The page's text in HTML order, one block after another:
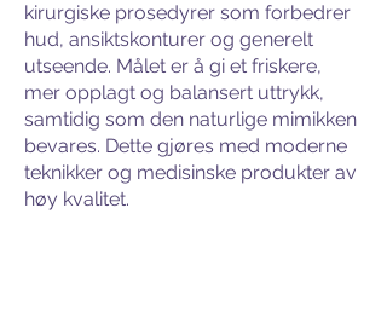
kirurgiske prosedyrer som forbedrer
hud, ansiktskonturer og generelt
utseende. Målet er å gi et friskere,
mer opplagt og balansert uttrykk,
samtidig som den naturlige mimikken
bevares. Dette gjøres med moderne
teknikker og medisinske produkter av
høy kvalitet.